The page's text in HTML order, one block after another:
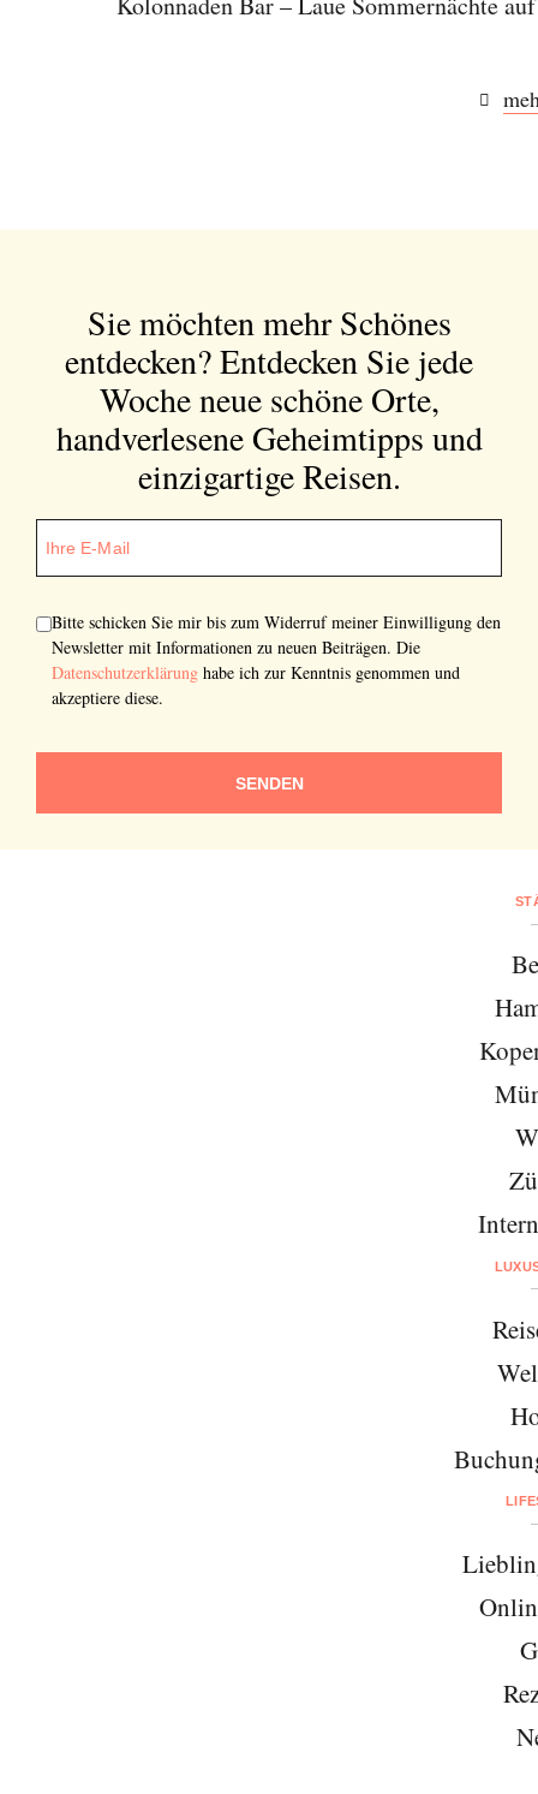
Sie möchten mehr Schönes
entdecken?Entdecken Sie jede
Woche neue schöne Orte,
handverlesene Geheimtipps und
einzigartige Reisen.
Bitte schicken Sie mir bis zum Widerruf meiner Einwilligung den
Newsletter mit Informationen zu neuen Beiträgen. Die
Datenschutzerklärung habe ich zur Kenntnis genommen und
akzeptiere diese.
SENDEN